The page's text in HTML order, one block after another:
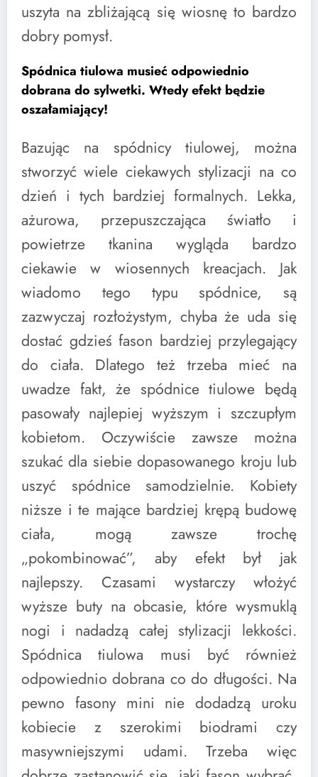
uszyta na zbliżającą się wiosnę to bardzo
dobry pomysł.
Spódnica tiulowa musieć odpowiednio
dobrana do sylwetki. Wtedy efekt będzie
oszałamiający!
Bazując na spódnicy tiulowej, można
stworzyć wiele ciekawych stylizacji na co
dzień i tych bardziej formalnych. Lekka,
ażurowa, przepuszczająca światło i
powietrze tkanina wygląda bardzo
ciekawie w wiosennych kreacjach. Jak
wiadomo tego typu spódnice, są
zazwyczaj rozłożystym, chyba że uda się
dostać gdzieś fason bardziej przylegający
do ciała. Dlatego też trzeba mieć na
uwadze fakt, że spódnice tiulowe będą
pasowały najlepiej wyższym i szczupłym
kobietom. Oczywiście zawsze można
szukać dla siebie dopasowanego kroju lub
uszyć spódnice samodzielnie. Kobiety
niższe i te mające bardziej krępą budowę
ciała, mogą zawsze trochę
„pokombinować”, aby efekt był jak
najlepszy. Czasami wystarczy włożyć
wyższe buty na obcasie, które wysmuklą
nogi i nadadzą całej stylizacji lekkości.
Spódnica tiulowa musi być również
odpowiednio dobrana co do długości. Na
pewno fasony mini nie dodadzą uroku
kobiecie z szerokimi biodrami czy
masywniejszymi udami. Trzeba więc